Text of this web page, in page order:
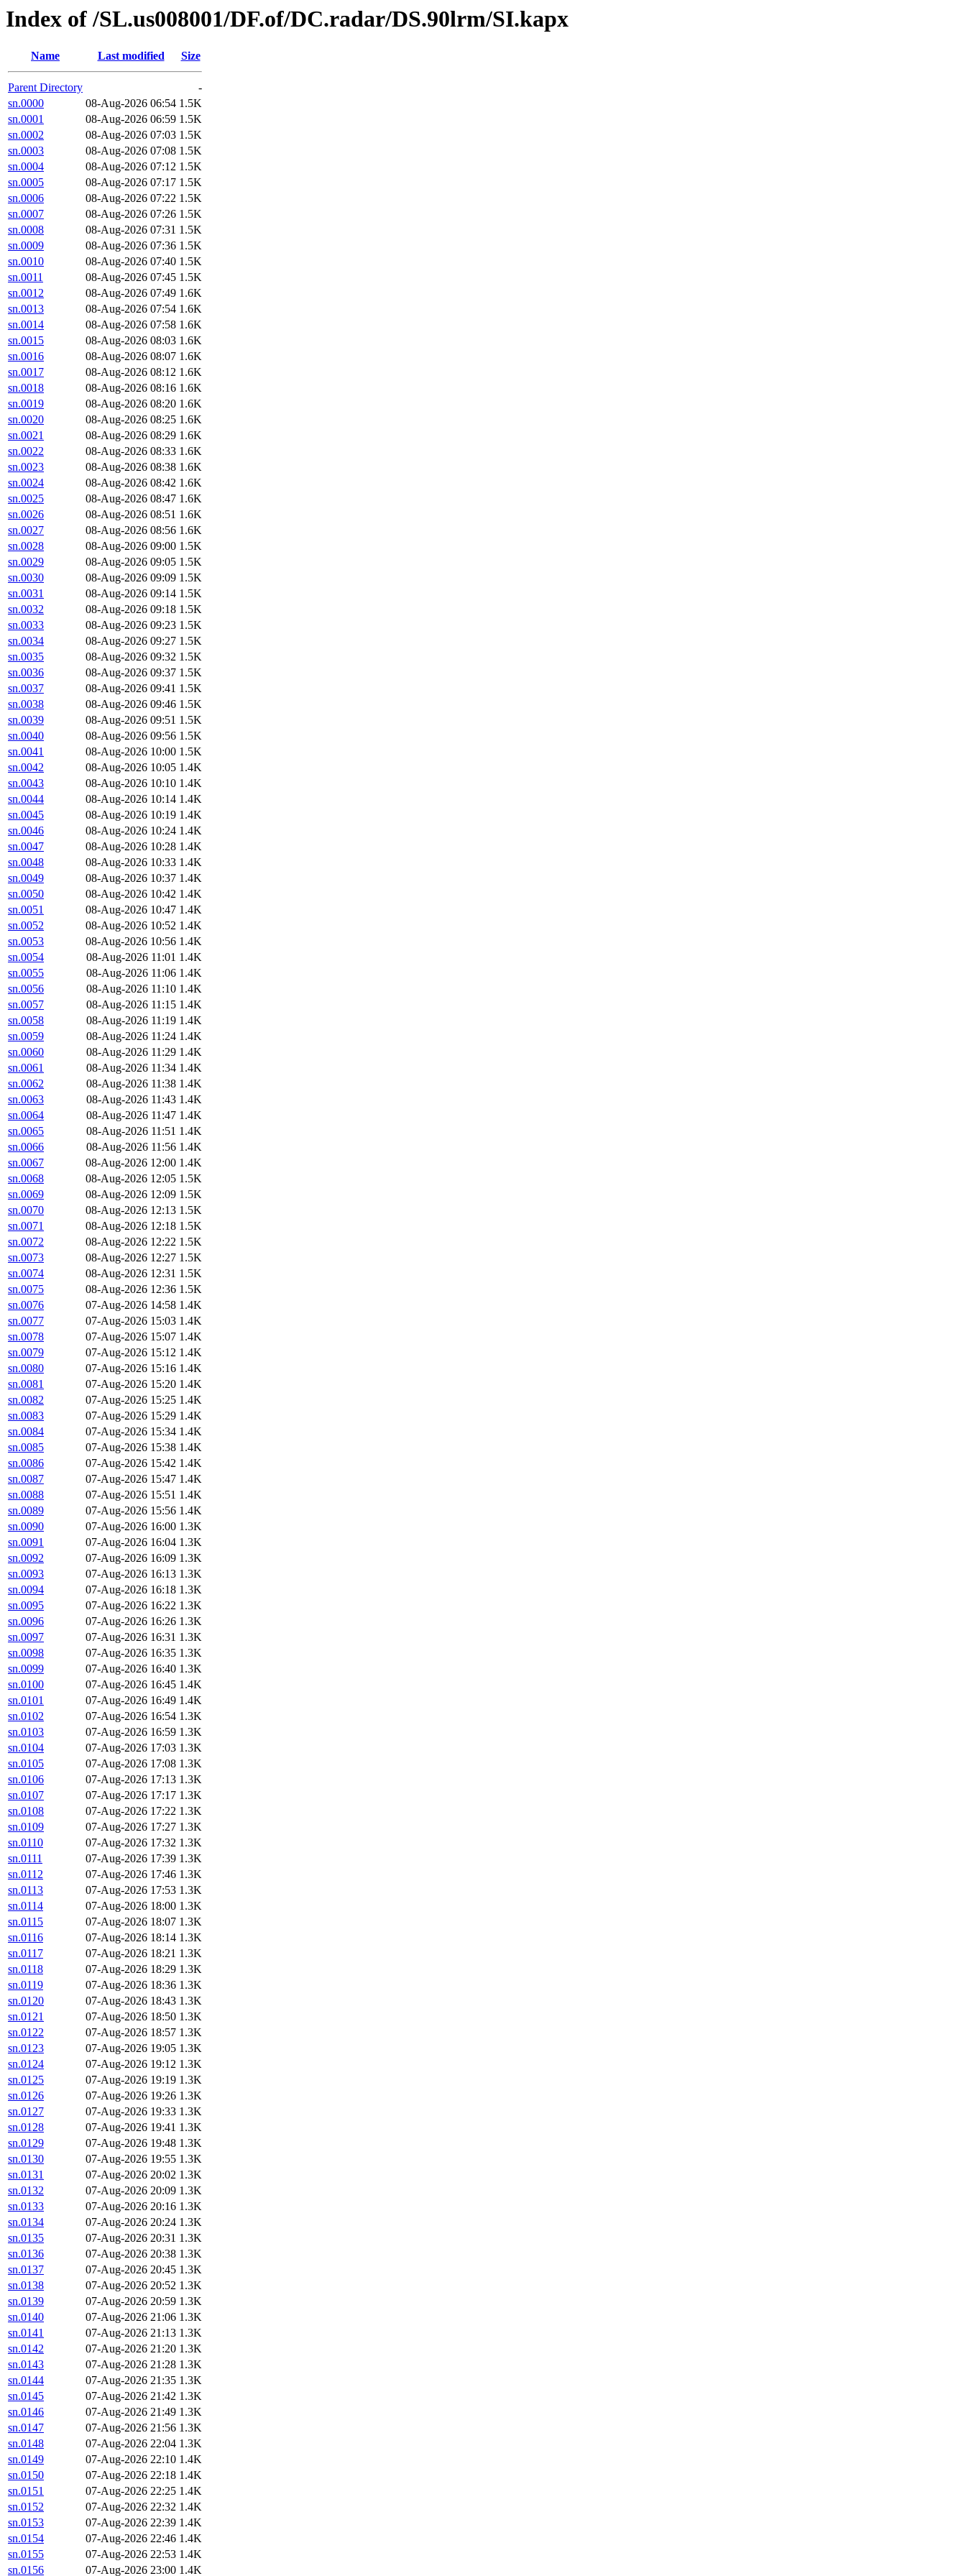
Index of /SL.us008001/DF.of/DC.radar/DS.90lrm/SI.kapx
Name Last modified Size
Parent Directory
-
sn.0000
08-Aug-2026 06:54 1.5K
sn.0001
08-Aug-2026 06:59 1.5K
sn.0002
08-Aug-2026 07:03 1.5K
sn.0003
08-Aug-2026 07:08 1.5K
sn.0004
08-Aug-2026 07:12 1.5K
sn.0005
08-Aug-2026 07:17 1.5K
sn.0006
08-Aug-2026 07:22 1.5K
sn.0007
08-Aug-2026 07:26 1.5K
sn.0008
08-Aug-2026 07:31 1.5K
sn.0009
08-Aug-2026 07:36 1.5K
sn.0010
08-Aug-2026 07:40 1.5K
sn.0011
08-Aug-2026 07:45 1.5K
sn.0012
08-Aug-2026 07:49 1.6K
sn.0013
08-Aug-2026 07:54 1.6K
sn.0014
08-Aug-2026 07:58 1.6K
sn.0015
08-Aug-2026 08:03 1.6K
sn.0016
08-Aug-2026 08:07 1.6K
sn.0017
08-Aug-2026 08:12 1.6K
sn.0018
08-Aug-2026 08:16 1.6K
sn.0019
08-Aug-2026 08:20 1.6K
sn.0020
08-Aug-2026 08:25 1.6K
sn.0021
08-Aug-2026 08:29 1.6K
sn.0022
08-Aug-2026 08:33 1.6K
sn.0023
08-Aug-2026 08:38 1.6K
sn.0024
08-Aug-2026 08:42 1.6K
sn.0025
08-Aug-2026 08:47 1.6K
sn.0026
08-Aug-2026 08:51 1.6K
sn.0027
08-Aug-2026 08:56 1.6K
sn.0028
08-Aug-2026 09:00 1.5K
sn.0029
08-Aug-2026 09:05 1.5K
sn.0030
08-Aug-2026 09:09 1.5K
sn.0031
08-Aug-2026 09:14 1.5K
sn.0032
08-Aug-2026 09:18 1.5K
sn.0033
08-Aug-2026 09:23 1.5K
sn.0034
08-Aug-2026 09:27 1.5K
sn.0035
08-Aug-2026 09:32 1.5K
sn.0036
08-Aug-2026 09:37 1.5K
sn.0037
08-Aug-2026 09:41 1.5K
sn.0038
08-Aug-2026 09:46 1.5K
sn.0039
08-Aug-2026 09:51 1.5K
sn.0040
08-Aug-2026 09:56 1.5K
sn.0041
08-Aug-2026 10:00 1.5K
sn.0042
08-Aug-2026 10:05 1.4K
sn.0043
08-Aug-2026 10:10 1.4K
sn.0044
08-Aug-2026 10:14 1.4K
sn.0045
08-Aug-2026 10:19 1.4K
sn.0046
08-Aug-2026 10:24 1.4K
sn.0047
08-Aug-2026 10:28 1.4K
sn.0048
08-Aug-2026 10:33 1.4K
sn.0049
08-Aug-2026 10:37 1.4K
sn.0050
08-Aug-2026 10:42 1.4K
sn.0051
08-Aug-2026 10:47 1.4K
sn.0052
08-Aug-2026 10:52 1.4K
sn.0053
08-Aug-2026 10:56 1.4K
sn.0054
08-Aug-2026 11:01 1.4K
sn.0055
08-Aug-2026 11:06 1.4K
sn.0056
08-Aug-2026 11:10 1.4K
sn.0057
08-Aug-2026 11:15 1.4K
sn.0058
08-Aug-2026 11:19 1.4K
sn.0059
08-Aug-2026 11:24 1.4K
sn.0060
08-Aug-2026 11:29 1.4K
sn.0061
08-Aug-2026 11:34 1.4K
sn.0062
08-Aug-2026 11:38 1.4K
sn.0063
08-Aug-2026 11:43 1.4K
sn.0064
08-Aug-2026 11:47 1.4K
sn.0065
08-Aug-2026 11:51 1.4K
sn.0066
08-Aug-2026 11:56 1.4K
sn.0067
08-Aug-2026 12:00 1.4K
sn.0068
08-Aug-2026 12:05 1.5K
sn.0069
08-Aug-2026 12:09 1.5K
sn.0070
08-Aug-2026 12:13 1.5K
sn.0071
08-Aug-2026 12:18 1.5K
sn.0072
08-Aug-2026 12:22 1.5K
sn.0073
08-Aug-2026 12:27 1.5K
sn.0074
08-Aug-2026 12:31 1.5K
sn.0075
08-Aug-2026 12:36 1.5K
sn.0076
07-Aug-2026 14:58 1.4K
sn.0077
07-Aug-2026 15:03 1.4K
sn.0078
07-Aug-2026 15:07 1.4K
sn.0079
07-Aug-2026 15:12 1.4K
sn.0080
07-Aug-2026 15:16 1.4K
sn.0081
07-Aug-2026 15:20 1.4K
sn.0082
07-Aug-2026 15:25 1.4K
sn.0083
07-Aug-2026 15:29 1.4K
sn.0084
07-Aug-2026 15:34 1.4K
sn.0085
07-Aug-2026 15:38 1.4K
sn.0086
07-Aug-2026 15:42 1.4K
sn.0087
07-Aug-2026 15:47 1.4K
sn.0088
07-Aug-2026 15:51 1.4K
sn.0089
07-Aug-2026 15:56 1.4K
sn.0090
07-Aug-2026 16:00 1.3K
sn.0091
07-Aug-2026 16:04 1.3K
sn.0092
07-Aug-2026 16:09 1.3K
sn.0093
07-Aug-2026 16:13 1.3K
sn.0094
07-Aug-2026 16:18 1.3K
sn.0095
07-Aug-2026 16:22 1.3K
sn.0096
07-Aug-2026 16:26 1.3K
sn.0097
07-Aug-2026 16:31 1.3K
sn.0098
07-Aug-2026 16:35 1.3K
sn.0099
07-Aug-2026 16:40 1.3K
sn.0100
07-Aug-2026 16:45 1.4K
sn.0101
07-Aug-2026 16:49 1.4K
sn.0102
07-Aug-2026 16:54 1.3K
sn.0103
07-Aug-2026 16:59 1.3K
sn.0104
07-Aug-2026 17:03 1.3K
sn.0105
07-Aug-2026 17:08 1.3K
sn.0106
07-Aug-2026 17:13 1.3K
sn.0107
07-Aug-2026 17:17 1.3K
sn.0108
07-Aug-2026 17:22 1.3K
sn.0109
07-Aug-2026 17:27 1.3K
sn.0110
07-Aug-2026 17:32 1.3K
sn.0111
07-Aug-2026 17:39 1.3K
sn.0112
07-Aug-2026 17:46 1.3K
sn.0113
07-Aug-2026 17:53 1.3K
sn.0114
07-Aug-2026 18:00 1.3K
sn.0115
07-Aug-2026 18:07 1.3K
sn.0116
07-Aug-2026 18:14 1.3K
sn.0117
07-Aug-2026 18:21 1.3K
sn.0118
07-Aug-2026 18:29 1.3K
sn.0119
07-Aug-2026 18:36 1.3K
sn.0120
07-Aug-2026 18:43 1.3K
sn.0121
07-Aug-2026 18:50 1.3K
sn.0122
07-Aug-2026 18:57 1.3K
sn.0123
07-Aug-2026 19:05 1.3K
sn.0124
07-Aug-2026 19:12 1.3K
sn.0125
07-Aug-2026 19:19 1.3K
sn.0126
07-Aug-2026 19:26 1.3K
sn.0127
07-Aug-2026 19:33 1.3K
sn.0128
07-Aug-2026 19:41 1.3K
sn.0129
07-Aug-2026 19:48 1.3K
sn.0130
07-Aug-2026 19:55 1.3K
sn.0131
07-Aug-2026 20:02 1.3K
sn.0132
07-Aug-2026 20:09 1.3K
sn.0133
07-Aug-2026 20:16 1.3K
sn.0134
07-Aug-2026 20:24 1.3K
sn.0135
07-Aug-2026 20:31 1.3K
sn.0136
07-Aug-2026 20:38 1.3K
sn.0137
07-Aug-2026 20:45 1.3K
sn.0138
07-Aug-2026 20:52 1.3K
sn.0139
07-Aug-2026 20:59 1.3K
sn.0140
07-Aug-2026 21:06 1.3K
sn.0141
07-Aug-2026 21:13 1.3K
sn.0142
07-Aug-2026 21:20 1.3K
sn.0143
07-Aug-2026 21:28 1.3K
sn.0144
07-Aug-2026 21:35 1.3K
sn.0145
07-Aug-2026 21:42 1.3K
sn.0146
07-Aug-2026 21:49 1.3K
sn.0147
07-Aug-2026 21:56 1.3K
sn.0148
07-Aug-2026 22:04 1.3K
sn.0149
07-Aug-2026 22:10 1.4K
sn.0150
07-Aug-2026 22:18 1.4K
sn.0151
07-Aug-2026 22:25 1.4K
sn.0152
07-Aug-2026 22:32 1.4K
sn.0153
07-Aug-2026 22:39 1.4K
sn.0154
07-Aug-2026 22:46 1.4K
sn.0155
07-Aug-2026 22:53 1.4K
sn.0156
07-Aug-2026 23:00 1.4K